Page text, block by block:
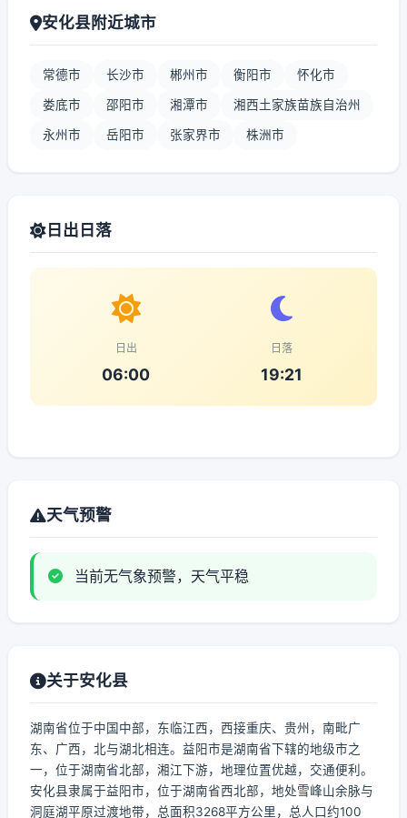
安化县附近城市
常德市 长沙市 郴州市 衡阳市 怀化市
娄底市 邵阳市 湘潭市 湘西土家族苗族自治州
永州市 岳阳市 张家界市 株洲市
日出日落
日出
06:00
日落
19:21
天气预警
当前无气象预警，天气平稳
关于安化县
湖南省位于中国中部，东临江西，西接重庆、贵州，南毗广
东、广西，北与湖北相连。益阳市是湖南省下辖的地级市之
一，位于湖南省北部，湘江下游，地理位置优越，交通便利。
安化县隶属于益阳市，位于湖南省西北部，地处雪峰山余脉与
洞庭湖平原过渡地带，总面积3268平方公里，总人口约100